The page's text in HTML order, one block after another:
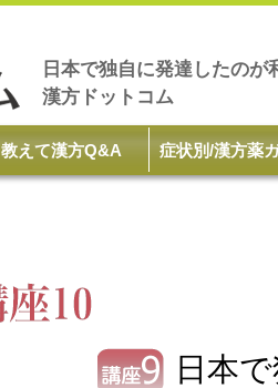
日本で独自に発達したのが
漢方ドットコム
教えて漢方Q&A 症状別/漢方薬
日本